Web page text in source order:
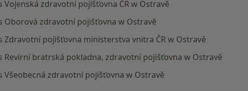
zdravotní pojišťovna ČR w Ostravě
Oborová zdravotní pojišťovna w Ostravě
pojišťovna ministerstva vnitra ČR w Ostravě
Revírní bratrská pokladna, zdravotní pojišťovna w Ostravě
zdravotní pojišťovna w Ostravě